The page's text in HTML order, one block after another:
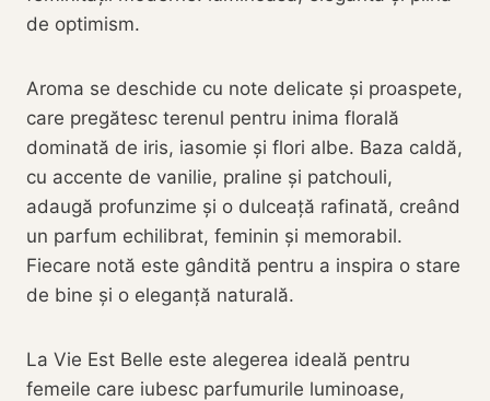
de optimism.
Aroma se deschide cu note delicate și proaspete,
care pregătesc terenul pentru inima florală
dominată de iris, iasomie și flori albe. Baza caldă,
cu accente de vanilie, praline și patchouli,
adaugă profunzime și o dulceață rafinată, creând
un parfum echilibrat, feminin și memorabil.
Fiecare notă este gândită pentru a inspira o stare
de bine și o eleganță naturală.
La Vie Est Belle este alegerea ideală pentru
femeile care iubesc parfumurile luminoase,